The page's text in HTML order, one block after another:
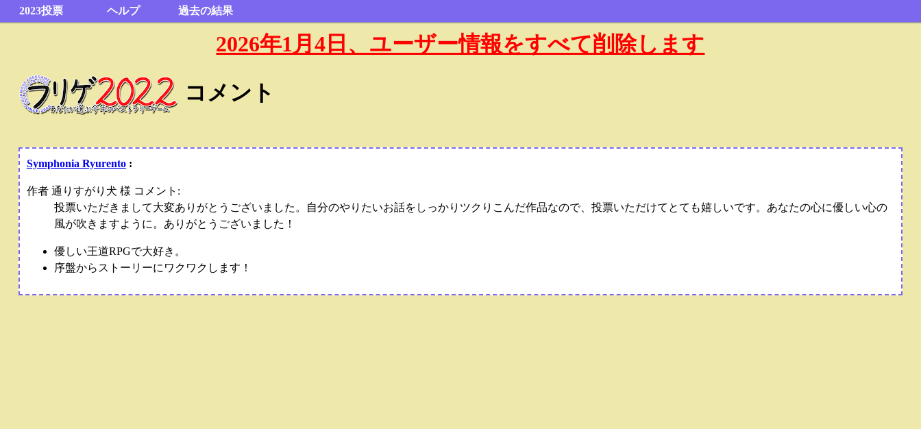
2023投票 ヘルプ 過去の結果
2026年1月4日、ユーザー情報をすべて削除します
コメント
Symphonia Ryurento:
作者 通りすがり犬 様 コメント:
投票いただきまして大変ありがとうございました。自分のやりたいお話をしっかりツクりこんだ作品なので、投票いただけてとても嬉しいです。あなたの心に優しい心の
風が吹きますように。ありがとうございました！
優しい王道RPGで大好き。
序盤からストーリーにワクワクします！